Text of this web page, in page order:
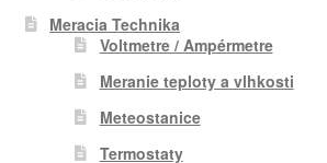
Meracia Technika
Voltmetre / Ampérmetre
Meranie teploty a vlhkosti
Meteostanice
Termostaty